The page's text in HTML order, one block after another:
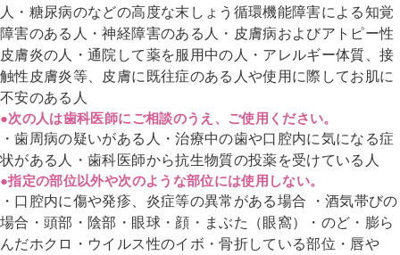
人
・糖尿病のなどの高度な末しょう循環機能障害による知覚
障害のある人・神経障害のある人・皮膚病およびアトピー性
皮膚炎の人
・通院して薬を服用中の人・アレルギー体質、接
触性皮膚炎等、皮膚に既往症のある人や使用に際してお肌に
不安のある人
●次の人は歯科医師にご相談のうえ、ご使用ください。
・歯周病の疑いがある人・治療中の歯や口腔内に気になる症
状がある人・歯科医師から抗生物質の投薬を受けている人
●指定の部位以外や次のような部位には使用しない。
・口腔内に傷や発疹、炎症等の異常がある場合 ・酒気帯びの
場合・頭部・陰部・眼球・顔・まぶた（眼窩）・のど・膨ら
んだホクロ・ウイルス性のイボ・骨折している部位・唇や